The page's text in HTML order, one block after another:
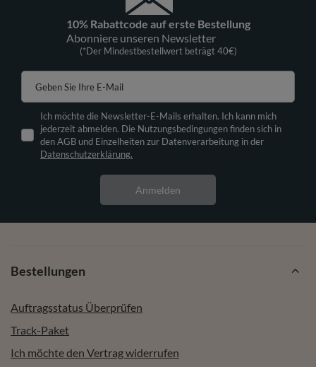
10% Rabattcode auf erste Bestellung
Abonniere unseren Newsletter
(*Der Mindestbestellwert beträgt 40€)
Geben Sie Ihre E-Mail
Ich möchte die Newsletter-E-Mails erhalten. Ich kann mich
jederzeit abmelden. Die Nutzungsbedingungen finden sich in
den AGB und Einzelheiten zur Datenverarbeitung in der
Datenschutzerklärung.
Anmelden
Bestellungen
Auftragsstatus Überprüfen
Track-Paket
Ich möchte den Vertrag widerrufen